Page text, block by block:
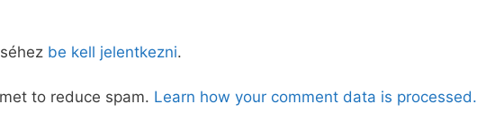
be kell jelentkezni.
to reduce spam. Learn how your comment data is processed.